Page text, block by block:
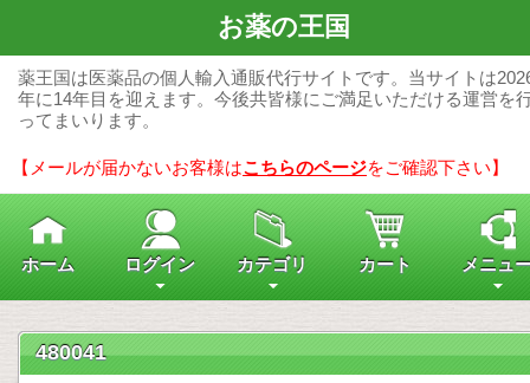
お薬の王国
薬王国は医薬品の個人輸入通販代行サイトです。当サイトは
年に14年目を迎えます。今後共皆様にご満足いただける運営を
ってまいります。
【メールが届かないお客様はこちらのページをご確認下さい】
ホーム ログイン カテゴリ カート メニュ
480041